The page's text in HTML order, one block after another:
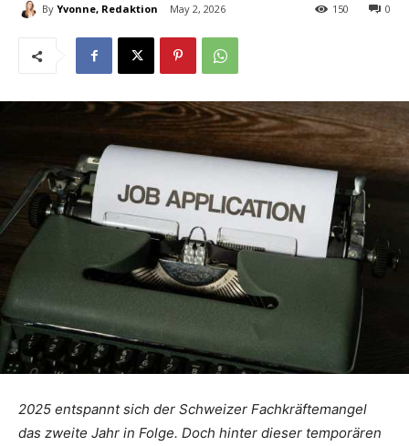
By Yvonne, Redaktion May 2, 2026 0
150
2025 entspannt sich der Schweizer Fachkräftemangel
das zweite Jahr in Folge. Doch hinter dieser temporären